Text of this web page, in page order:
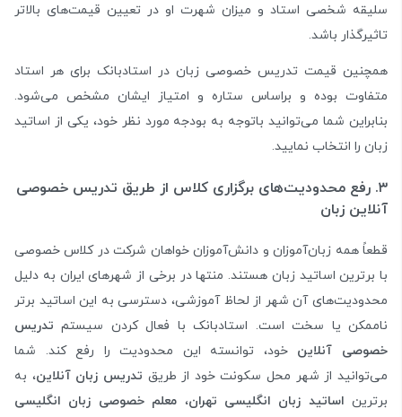
سلیقه شخصی استاد و میزان شهرت او در تعیین قیمت‌های بالاتر
تاثیر‌گذار باشد.
همچنین قیمت تدریس خصوصی زبان در استادبانک برای هر استاد
متفاوت بوده و براساس ستاره و امتیاز ایشان مشخص می‌شود.
بنابراین شما می‌توانید باتوجه به بودجه مورد نظر خود، یکی از اساتید
زبان را انتخاب نمایید.
۳. رفع محدودیت‌های برگزاری کلاس از طریق تدریس خصوصی
آنلاین زبان
قطعاً همه زبان‌آموزان و دانش‌آموزان خواهان شرکت در کلاس خصوصی
با برترین اساتید زبان هستند. منتها در برخی از شهرهای ایران به دلیل
محدودیت‌های آن شهر از لحاظ آموزشی، دسترسی به این اساتید برتر
ناممکن یا سخت است. استادبانک با فعال کردن سیستم تدریس
خصوصی آنلاین خود، توانسته این محدودیت را رفع کند. شما
می‌توانید از شهر محل سکونت خود از طریق تدریس زبان آنلاین، به
برترین اساتید زبان انگلیسی تهران، معلم خصوصی زبان انگلیسی